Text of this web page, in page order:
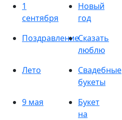
1
сентября
Новый
год
ПоздравлениеСказать
люблю
Лето
Свадебные
букеты
9 мая
Букет
на